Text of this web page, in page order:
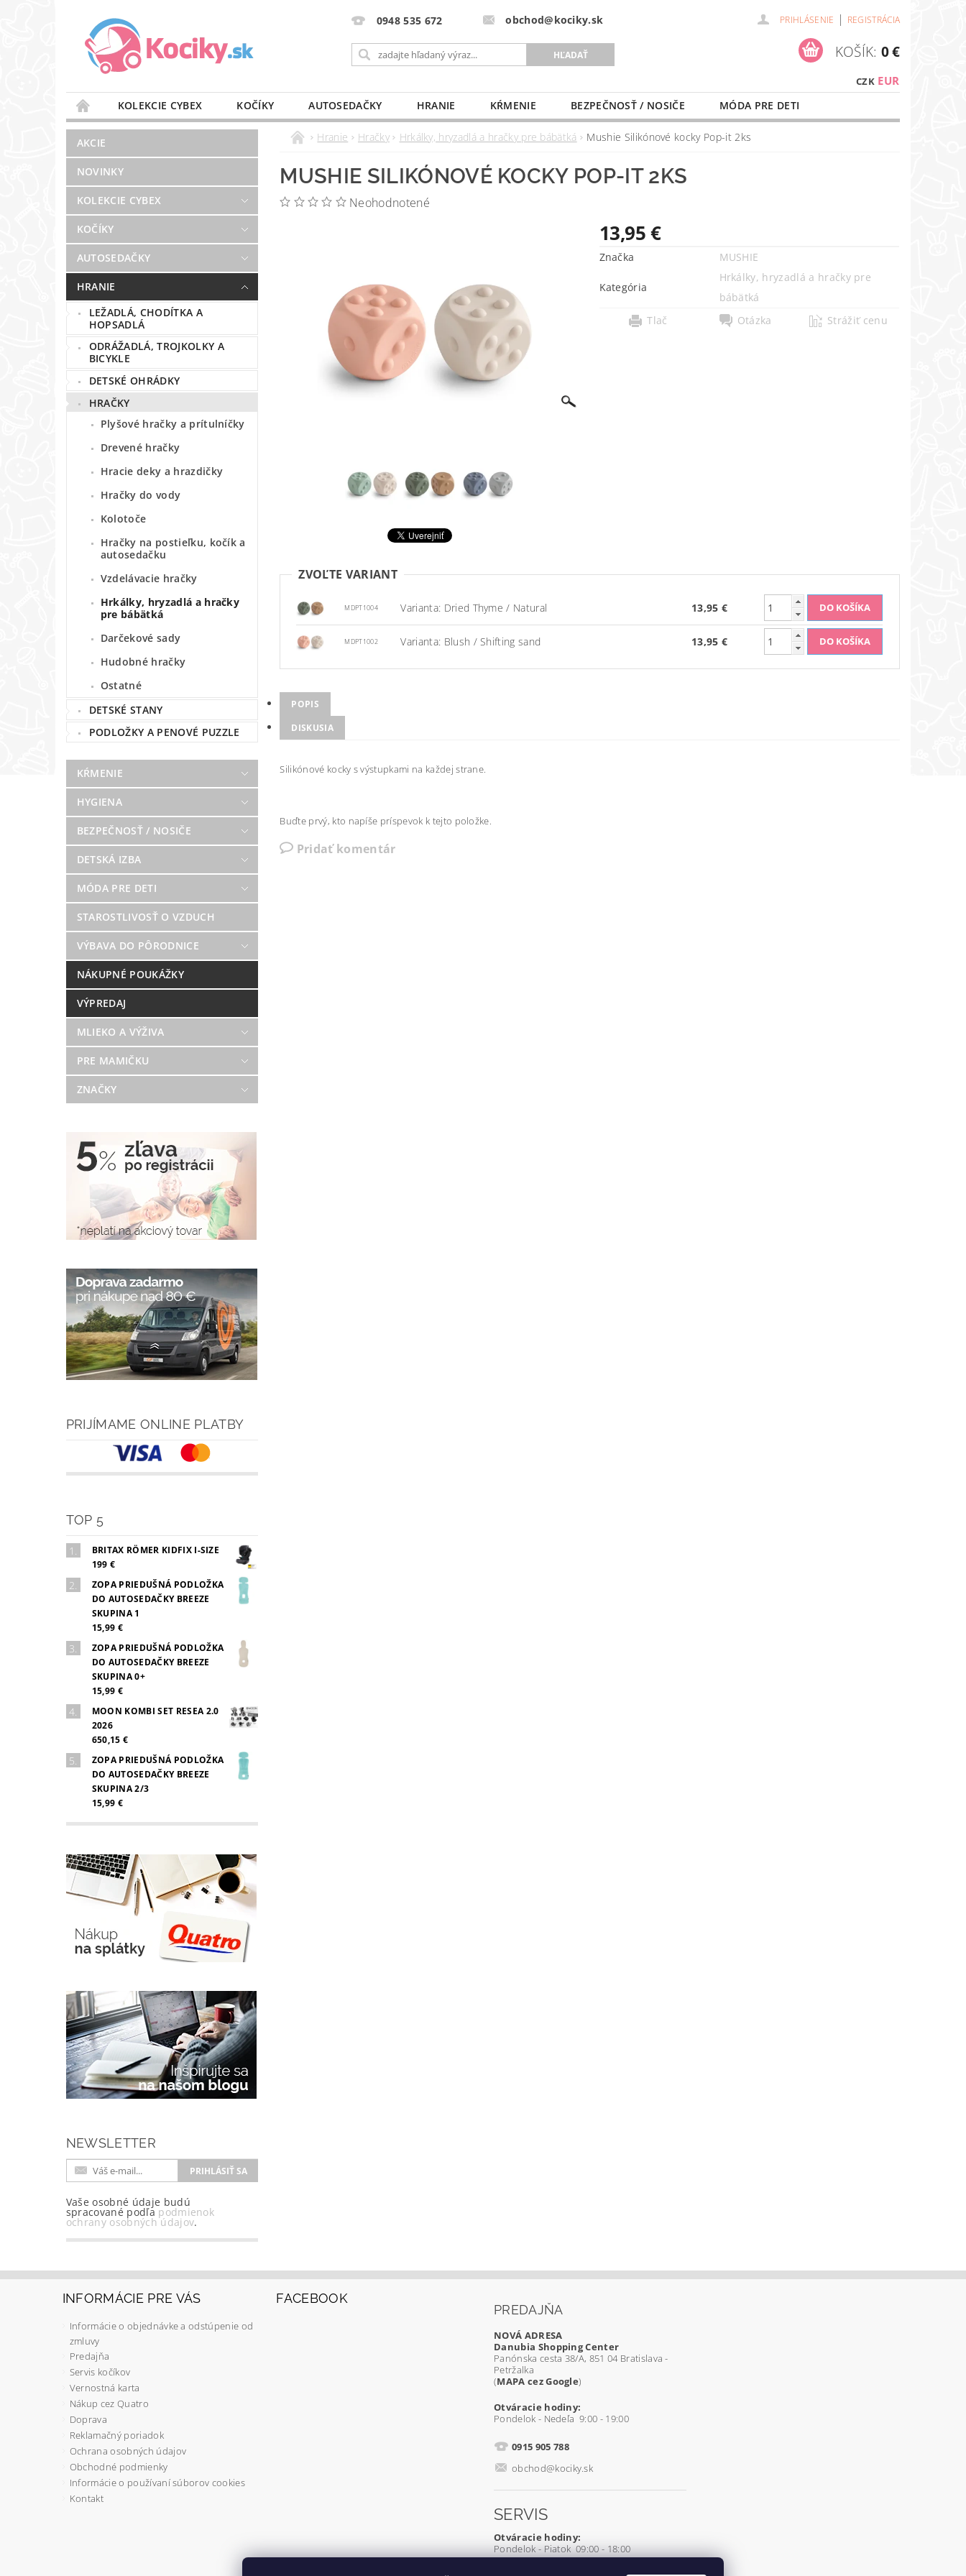
0948 535 672 obchod@kociky.sk PRIHLÁSENIE | REGISTRÁCIA
CZK EUR
KOŠÍK: 0 €
KOLEKCIE CYBEX KOČÍKY AUTOSEDAČKY HRANIE KŔMENIE BEZPEČNOSŤ / NOSIČE
MÓDA PRE DETI
STAROSTLIVOSŤ O VZDUCH
VÝBAVA DO PÔRODNICE MLIEKO A VÝŽIVA PRE MAMIČKU NAŠE SLUŽBY
BLOG
PREDAJŇA KONTAKT
AKCIE
NOVINKY
KOLEKCIE CYBEX
KOČÍKY
AUTOSEDAČKY
HRANIE
LEŽADLÁ, CHODÍTKA A
HOPSADLÁ
ODRÁŽADLÁ, TROJKOLKY A
BICYKLE
DETSKÉ OHRÁDKY
HRAČKY
Plyšové hračky a prítulníčky
Drevené hračky
Hracie deky a hrazdičky
Hračky do vody
Kolotoče
Hračky na postieľku, kočík a
autosedačku
Vzdelávacie hračky
Hrkálky, hryzadlá a hračky
pre bábätká
Darčekové sady
Hudobné hračky
Ostatné
DETSKÉ STANY
PODLOŽKY A PENOVÉ PUZZLE
KŔMENIE
HYGIENA
BEZPEČNOSŤ / NOSIČE
DETSKÁ IZBA
MÓDA PRE DETI
STAROSTLIVOSŤ O VZDUCH
VÝBAVA DO PÔRODNICE
NÁKUPNÉ POUKÁŽKY
VÝPREDAJ
MLIEKO A VÝŽIVA
PRE MAMIČKU
ZNAČKY
PRIJÍMAME ONLINE PLATBY
TOP 5
BRITAX RÖMER KIDFIX I-SIZE
199 €
ZOPA PRIEDUŠNÁ PODLOŽKA
DO AUTOSEDAČKY BREEZE
SKUPINA 1
15,99 €
ZOPA PRIEDUŠNÁ PODLOŽKA
DO AUTOSEDAČKY BREEZE
SKUPINA 0+
15,99 €
MOON KOMBI SET RESEA 2.0
2026
650,15 €
ZOPA PRIEDUŠNÁ PODLOŽKA
DO AUTOSEDAČKY BREEZE
SKUPINA 2/3
15,99 €
NEWSLETTER
Vaše osobné údaje budú
spracované podľa podmienok
ochrany osobných údajov.
Hranie Hračky Hrkálky, hryzadlá a hračky pre bábätká Mushie Silikónové kocky Pop-it 2ks
MUSHIE SILIKÓNOVÉ KOCKY POP-IT 2KS
Neohodnotené
13,95 €
Značka MUSHIE
Kategória
Hrkálky, hryzadlá a hračky pre
bábätká
Tlač
Otázka Strážiť cenu
ZVOĽTE VARIANT
MDPT1004 Varianta: Dried Thyme / Natural 13,95 €
MDPT1002 Varianta: Blush / Shifting sand 13,95 €
POPIS
DISKUSIA
Silikónové kocky s výstupkami na každej strane.
Buďte prvý, kto napíše príspevok k tejto položke.
Pridať komentár
INFORMÁCIE PRE VÁS
Informácie o objednávke a odstúpenie od
zmluvy
Predajňa
Servis kočíkov
Vernostná karta
Nákup cez Quatro
Doprava
Reklamačný poriadok
Ochrana osobných údajov
Obchodné podmienky
Informácie o používaní súborov cookies
Kontakt
FACEBOOK
PREDAJŇA
NOVÁ ADRESA
Danubia Shopping Center
Panónska cesta 38/A, 851 04 Bratislava -
Petržalka
(MAPA cez Google)
Otváracie hodiny:
Pondelok - Nedeľa 9:00 - 19:00
0915 905 788
obchod@kociky.sk
SERVIS
Otváracie hodiny:
Pondelok - Piatok 09:00 - 18:00